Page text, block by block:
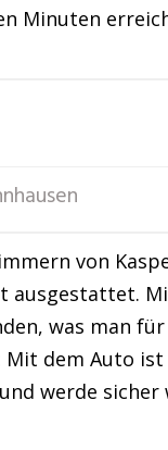
Minuten
von
was man
dem Auto
werde sicher